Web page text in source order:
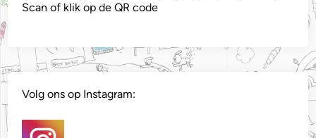
Scan of klik op de QR code
Volg ons op Instagram: